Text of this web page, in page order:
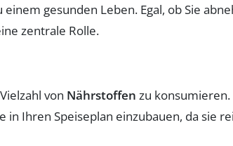
einem gesunden Leben. Egal, ob Sie
zentrale Rolle.
von Nährstoffen zu konsumieren.
in Ihren Speiseplan einzubauen, da sie